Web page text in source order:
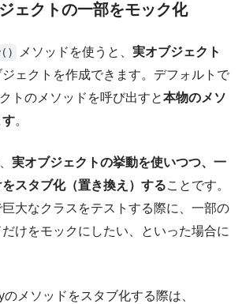
ェクトの一部をモック化
メソッドを使うと、 実オブジェクト
ェクトを作成できます。デフォルトで
トのメソッドを呼び出すと本物のメソ
す。
実オブジェクトの挙動を使いつつ、一
スタブ化（置き換え）することです。
大なクラスをテストする際に、一部の
けをモックにしたい、といった場合に
のメソッドをスタブ化する際は、